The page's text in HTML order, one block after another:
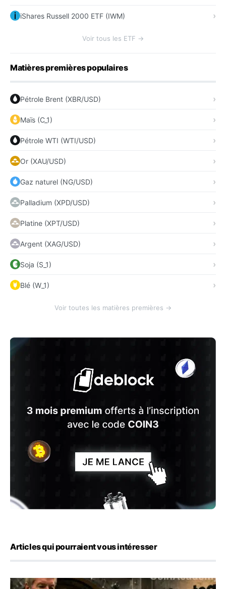
iShares Russell 2000 ETF (IWM)
Voir tous les ETF →
Matières premières populaires
Pétrole Brent (XBR/USD)
Maïs (C_1)
Pétrole WTI (WTI/USD)
Or (XAU/USD)
Gaz naturel (NG/USD)
Palladium (XPD/USD)
Platine (XPT/USD)
Argent (XAG/USD)
Soja (S_1)
Blé (W_1)
Voir toutes les matières premières →
Articles qui pourraient vous intéresser
Strategy vend encore 1 690 bitcoins et porte sa